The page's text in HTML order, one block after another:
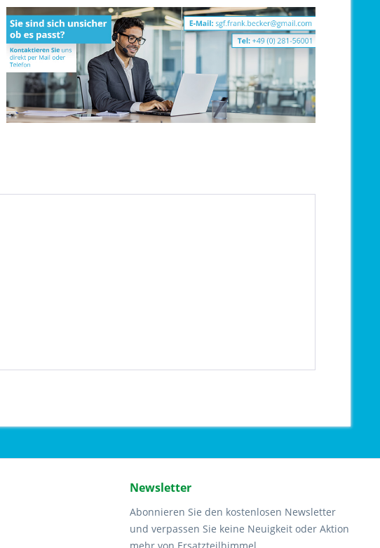
Newsletter
Abonnieren Sie den kostenlosen Newsletter
und verpassen Sie keine Neuigkeit oder Aktion